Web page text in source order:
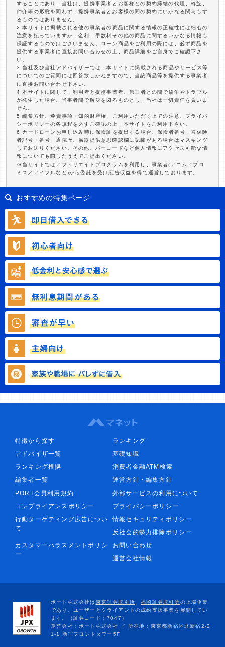
することにあり、当社は、提携事業者とお客様との契約締結の代理、斡旋、
仲介等の形態を問わず、提携事業者とお客様の間の契約にいかなる関与もす
るものではありません。
2.本サイトに掲載される他の事業者の商品に関する情報の正確性には細心の
注意を払っていますが、金利、手数料その他の商品に関するいかなる情報も
保証するものではございません。ローン商品をご利用の際には、必ず商品を
提供する事業者に直接お問い合わせの上、商品詳細をご自身でご確認下さ
い。
3.当社及び当社アドバイザーでは、本サイトに掲載される商品やサービス等
についてのご質問には回答致しかねますので、当該商品等を提供する事業者
に直接お問い合わせ下さい。
4.本サイトに関して、利用者と提携事業者、第三者との間で紛争やトラブル
が発生した場合、当事者間で解決を図るものとし、当社は一切責任を負いま
せん。
5.編集方針、免責事項・知的財産権、ご利用いただく上での注意、プライバ
シーポリシーの各規程を必ずご確認の上、本サイトをご利用下さい。
6.カードローンお申し込み時に保険証を提出する場合、保険者番号、被保険
者記号・番号、通院歴、臓器提供意思確認欄に記載がある場合はマスキング
してお送りください。その他、バーコードなど個人情報にアクセス可能な情
報についても隠したうえでご提出ください。
※当サイトではアフィリエイトプログラムを利用し、事業者(アコム／プロ
ミス／アイフルなど)から委託を受け広告収益を得て運営しております。
おすすめの特集ページ
特徴から探す
ランキング
アドバイザ一覧
基礎知識
ランキング根拠
消費者金融ATM検索
編集者一覧
運営方針・編集方針
PORT会員利用規約
外部サービスの利用について
コンプライアンスポリシー
プライバシーポリシー
行動ターゲティング広告につい
て
情報セキュリティポリシー
反社会的勢力排除ポリシー
カスタマーハラスメントポリシ
ー
お問い合わせ
運営会社情報